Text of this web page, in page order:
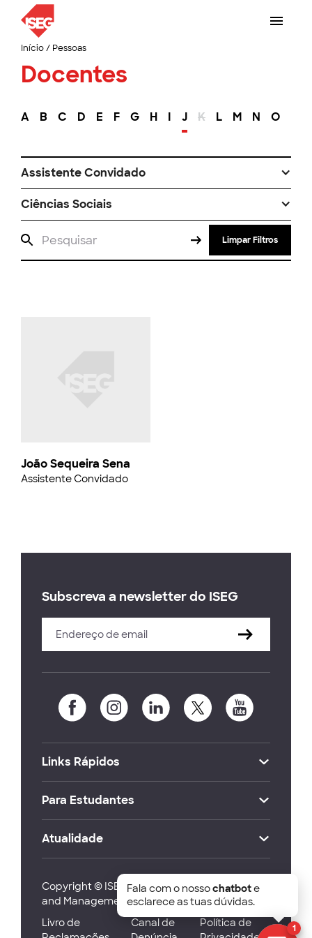
Início/ Pessoas
Docentes
A B C D E F G H I J K L M N O
Assistente Convidado
Ciências Sociais
Limpar Filtros
João Sequeira Sena
Assistente Convidado
Subscreva a newsletter do ISEG
Links Rápidos
Para Estudantes
Atualidade
Copyright © ISEG Lisbon School of Economics
and Management 2026
Livro de
Canal de
Política de
1
Fala com o nossochatbote
esclarece as tuas dúvidas.